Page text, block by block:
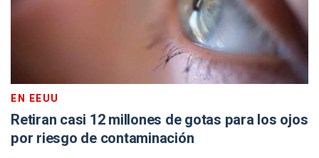
EN EEUU
Retiran casi 12 millones de gotas para los ojos
por riesgo de contaminación